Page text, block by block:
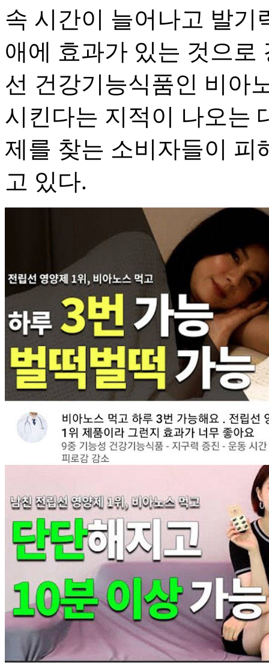
속 시간이 늘어나고 발기
애에 효과가 있는 것으로
선 건강기능식품인 비아
시킨다는 지적이 나오는
제를 찾는 소비자들이 피
고 있다.